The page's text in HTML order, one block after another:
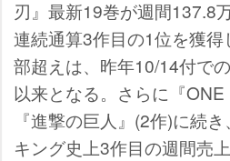
刃』最新19巻が週間137.8
連続通算3作目の1位を獲
部超えは、昨年10/14付で
以来となる。さらに『ONE
『進撃の巨人』(2作)に続
キング史上3作目の週間売